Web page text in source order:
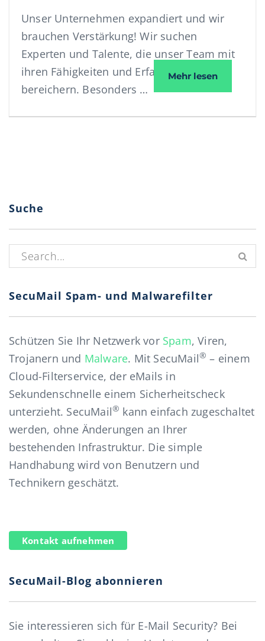
Unser Unternehmen expandiert und wir
brauchen Verstärkung! Wir suchen
Experten und Talente, die unser Team mit
ihren Fähigkeiten und Erfahrungen
bereichern. Besonders …
Mehr lesenIT-Genies
Suche
Suchen nach:
SecuMail Spam- und Malwarefilter
Schützen Sie Ihr Netzwerk vor Spam, Viren,
Trojanern und Malware. Mit SecuMail® – einem
Cloud-Filterservice, der eMails in
Sekundenschnelle einem Sicherheitscheck
unterzieht. SecuMail® kann einfach zugeschaltet
werden, ohne Änderungen an Ihrer
bestehenden Infrastruktur. Die simple
Handhabung wird von Benutzern und
Technikern geschätzt.
Kontakt aufnehmen
SecuMail-Blog abonnieren
Sie interessieren sich für E-Mail Security? Bei